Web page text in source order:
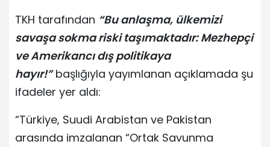
TKH tarafından “Bu anlaşma, ülkemizi
savaşa sokma riski taşımaktadır: Mezhepçi
ve Amerikancı dış politikaya
hayır!”başlığıyla yayımlanan açıklamada şu
ifadeler yer aldı:
“Türkiye, Suudi Arabistan ve Pakistan
arasında imzalanan “Ortak Savunma